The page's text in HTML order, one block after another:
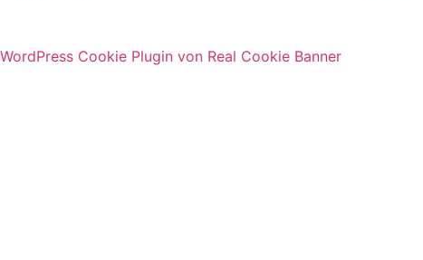
WordPress Cookie Plugin von Real Cookie Banner